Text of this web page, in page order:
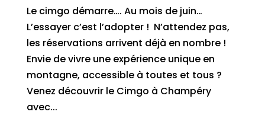
Le cimgo démarre…. Au mois de juin…
L’essayer c’est l’adopter ! N’attendez pas,
les réservations arrivent déjà en nombre !
Envie de vivre une expérience unique en
montagne, accessible à toutes et tous ?
Venez découvrir le Cimgo à Champéry
avec...